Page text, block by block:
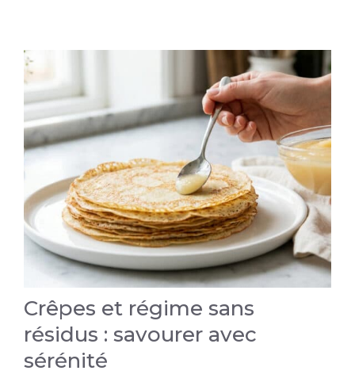
Crêpes et régime sans
résidus : savourer avec
sérénité